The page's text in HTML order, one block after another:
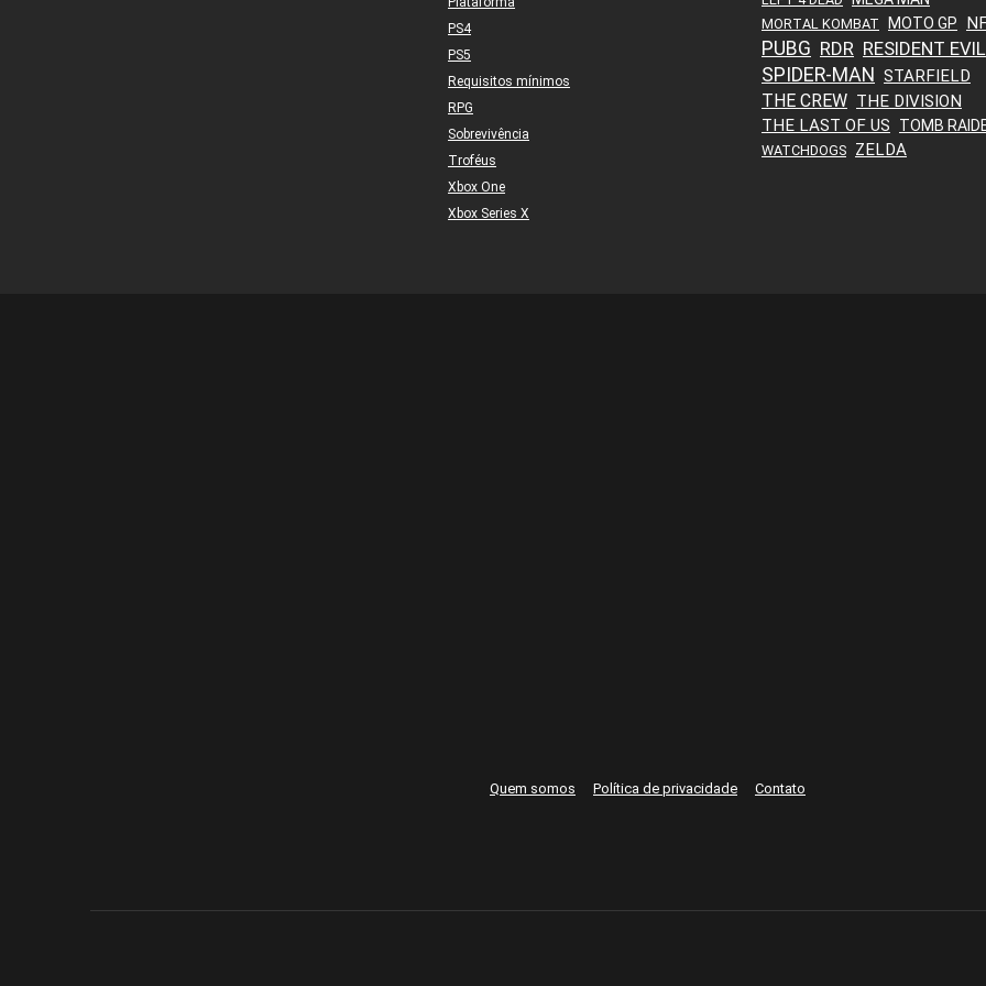
PS4
PS5
Requisitos mínimos
RPG
Sobrevivência
Troféus
Xbox One
Xbox Series X
MORTAL KOMBAT MOTO GP
PUBG RDR RESIDENT EVIL
SPIDER-MAN STARFIELD
THE CREW THE DIVISION
THE LAST OF US
TOMB
WATCHDOGS ZELDA
Quem somos Política de privacidade Contato